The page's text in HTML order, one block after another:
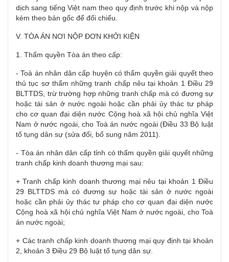
dịch sang tiếng Việt nam theo quy định trước khi nộp và nộp
kèm theo bản gốc để đối chiếu.
V. TÒA ÁN NƠI NỘP ĐƠN KHỞI KIỆN
1. Thẩm quyền Tòa án theo cấp:
- Toà án nhân dân cấp huyện có thẩm quyền giải quyết theo
thủ tục sơ thẩm những tranh chấp nêu tại khoản 1 Điều 29
BLTTDS, trừ trường hợp những tranh chấp mà có đương sự
hoặc tài sản ở nước ngoài hoặc cần phải ủy thác tư pháp
cho cơ quan đại diện nước Cộng hoà xã hội chủ nghĩa Việt
Nam ở nước ngoài, cho Toà án nước ngoài (Điều 33 Bộ luật
tố tụng dân sự (sửa đổi, bổ sung năm 2011).
- Tòa án nhân dân cấp tỉnh có thẩm quyền giải quyết những
tranh chấp kinh doanh thương mại sau:
+ Tranh chấp kinh doanh thương mại nêu tại khoản 1 Điều
29 BLTTDS mà có đương sự hoặc tài sản ở nước ngoài
hoặc cần phải ủy thác tư pháp cho cơ quan đại diện nước
Cộng hoà xã hội chủ nghĩa Việt Nam ở nước ngoài, cho Toà
án nước ngoài;
+ Các tranh chấp kinh doanh thương mại quy định tại khoản
2, khoản 3 Điều 29 Bộ luật tố tụng dân sự.